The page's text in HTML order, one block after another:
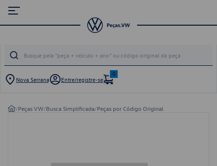
Nova Serrana Entre/registre-se
0
/Peças VW/Busca Simplificada/Peças por Código Original